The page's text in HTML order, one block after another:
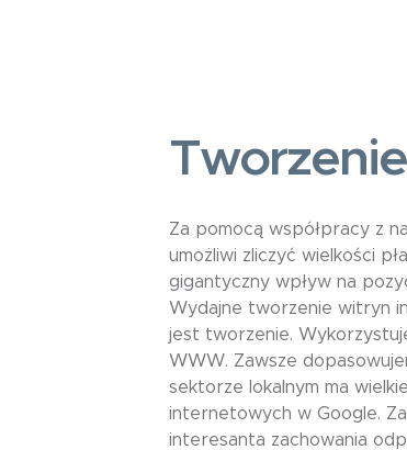
Za pomocą współpracy z
umożliwi zliczyć wielkości
gigantyczny wpływ na
Wydajne tworzenie witryn
jest tworzenie.
WWW. Zawsze
sektorze lokalnym ma
internetowych w Google.
interesanta zachowania